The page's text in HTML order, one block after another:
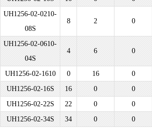
UH1256-02-0210-
08S
8 2 0
UH1256-02-0610-
04S
4 6 0
UH1256-02-1610 0 16 0
UH1256-02-16S
16 0 0
UH1256-02-22S
22 0 0
UH1256-02-34S
34 0 0